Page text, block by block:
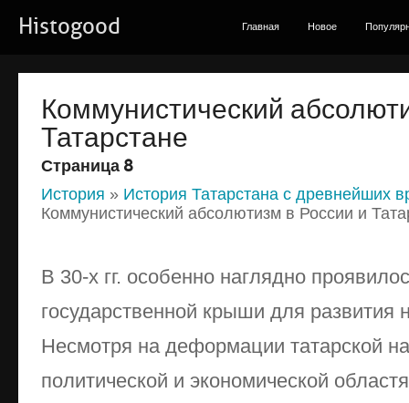
Histogood Главная Новое
Коммунистический
Татарстане
Страница 8
История » История Татарстана с древнейших
Коммунистический абсолютизм в России и
В 30-х гг. особенно наглядно
государственной крыши для развития
Несмотря на деформации татарской
политической и экономической